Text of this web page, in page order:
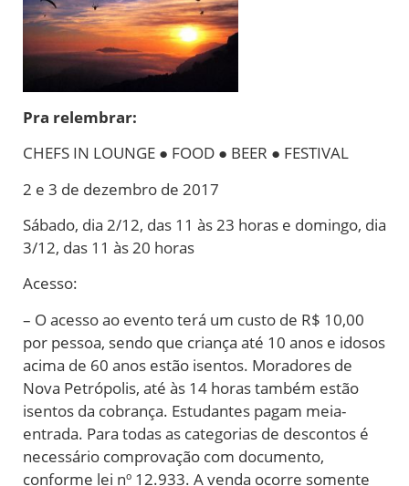
Pra relembrar:
CHEFS IN LOUNGE ● FOOD ● BEER ● FESTIVAL
2 e 3 de dezembro de 2017
Sábado, dia 2/12, das 11 às 23 horas e domingo, dia
3/12, das 11 às 20 horas
Acesso:
– O acesso ao evento terá um custo de R$ 10,00
por pessoa, sendo que criança até 10 anos e idosos
acima de 60 anos estão isentos. Moradores de
Nova Petrópolis, até às 14 horas também estão
isentos da cobrança. Estudantes pagam meia-
entrada. Para todas as categorias de descontos é
necessário comprovação com documento,
conforme lei nº 12.933. A venda ocorre somente